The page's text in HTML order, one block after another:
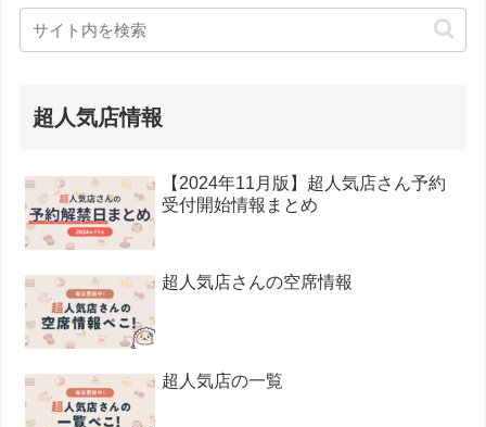
超人気店情報
【2024年11月版】超人気店さん予約
受付開始情報まとめ
超人気店さんの空席情報
超人気店の一覧